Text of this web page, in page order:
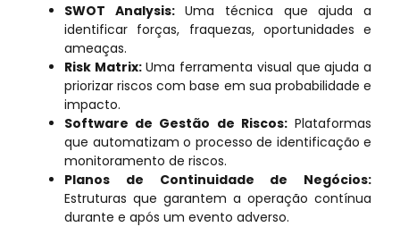
SWOT Analysis:Uma técnica que ajuda a
identificar forças, fraquezas, oportunidades e
ameaças.
Risk Matrix:Uma ferramenta visual que ajuda a
priorizar riscos com base em sua probabilidade e
impacto.
Software de Gestão de Riscos:Plataformas
que automatizam o processo de identificação e
monitoramento de riscos.
Planos de Continuidade de Negócios:
Estruturas que garantem a operação contínua
durante e após um evento adverso.